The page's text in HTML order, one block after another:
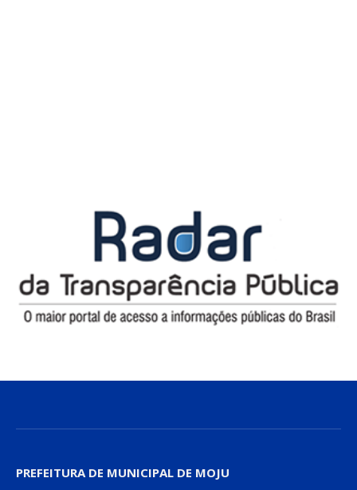
PREFEITURA DE MUNICIPAL DE MOJU